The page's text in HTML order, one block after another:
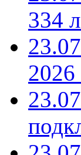
334
2026